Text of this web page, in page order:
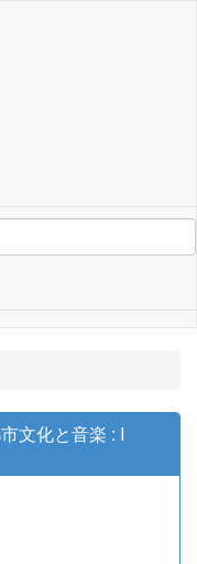
文化と音楽 : I